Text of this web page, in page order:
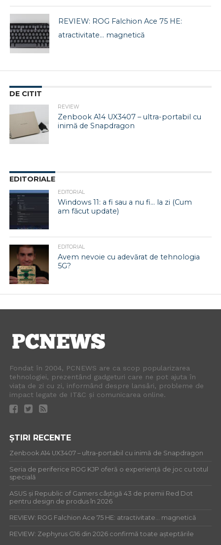
REVIEW: ROG Falchion Ace 75 HE:
atractivitate… magnetică
DE CITIT
REVIEW
Zenbook A14 UX3407 – ultra-portabil cu
inimă de Snapdragon
EDITORIALE
EDITORIAL
Windows 11: a fi sau a nu fi… la zi (Cum
am făcut update)
EDITORIAL
Avem nevoie cu adevărat de tehnologia
5G?
Fondat în 2004, PCNEWS are ca scop popularizarea
tehnologiei, prezentând gadgeturi care ne pot ajuta în
viața de zi cu zi, informând despre lansări, probleme de
impact legate de IT&C și comunicarea online.
ȘTIRI RECENTE
Zenbook A14 UX3407 – ultra-portabil cu inimă de Snapdragon
Seria de periferice ROG KJP oferă o experiență de joc cu totul
specială
ASUS și Republic of Gamers câștigă 43 de premii Red Dot
pentru design de produs în 2026
REVIEW: ROG Falchion Ace 75 HE: atractivitate… magnetică
REVIEW: Zephyrus G16 din 2026 confirmă toate așteptările